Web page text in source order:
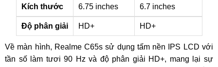
Kích thước 6.75 inches 6.7 inches
Độ phân giải HD+ HD+
Về màn hình, Realme C65s sử dụng tấm nền IPS LCD với
tần số làm tươi 90 Hz và độ phân giải HD+, mang lại sự